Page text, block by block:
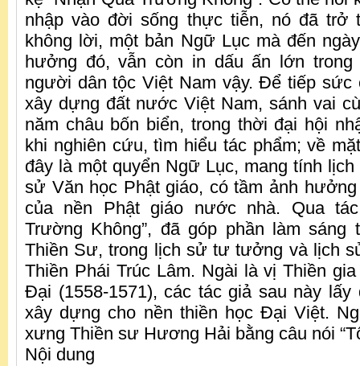
nhập vào đời sống thực tiễn, nó đã trở
không lời, một bản Ngữ Lục mà đến
hưởng đó, vẫn còn in dấu ấn lớn trong
người dân tộc Việt Nam vậy. Để tiếp sức
xây dựng đất nước Việt Nam, sánh vai
năm châu bốn biển, trong thời đại hội
khi nghiên cứu, tìm hiểu tác phẩm; về
đây là một quyển Ngữ Lục, mang tính
sử Văn học Phật giáo, có tầm ảnh
của nền Phật giáo nước nhà. Qua
Trường Không”, đã góp phần làm
Thiền Sư, trong lịch sử tư tưởng và lịch
Thiền Phái Trúc Lâm. Ngài là vị Thiền
Đại (1558-1571), các tác giả sau này lấy
xây dựng cho nền thiền học Đại Việt.
xưng Thiền sư Hương Hải bằng câu nói
Nội dung